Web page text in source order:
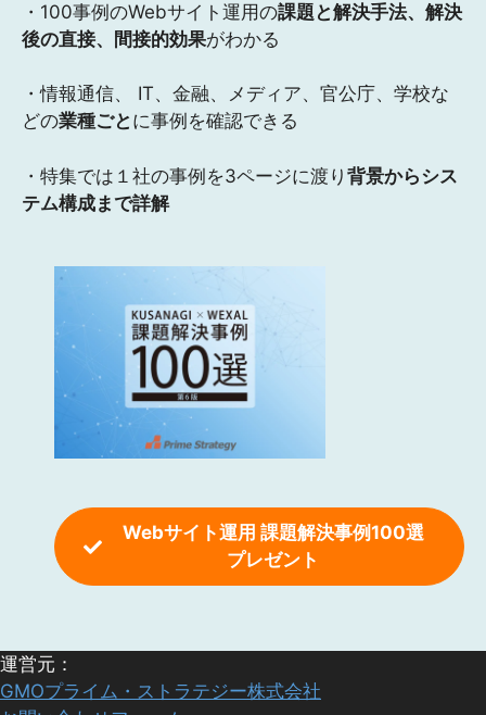
・100事例のWebサイト運用の課題と解決手法、解決
後の直接、間接的効果がわかる
・情報通信、 IT、金融、メディア、官公庁、学校な
どの業種ごと に事例を確認できる
・特集では１社の事例を3ページに渡り 背景からシス
テム構成まで詳解
Webサイト運用 課題解決事例100選
プレゼント
運営元：
GMOプライム・ストラテジー株式会社